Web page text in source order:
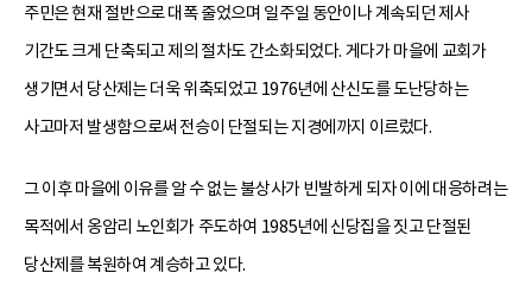
주민은 현재 절반으로 대폭 줄었으며 일주일 동안이나 계속되던 제사
기간도 크게 단축되고 제의 절차도 간소화되었다. 게다가 마을에 교회가
생기면서 당산제는 더욱 위축되었고 1976년에 산신도를 도난당하는
사고마저 발생함으로써 전승이 단절되는 지경에까지 이르렀다.
그 이후 마을에 이유를 알 수 없는 불상사가 빈발하게 되자 이에 대응하려는
목적에서 옹암리 노인회가 주도하여 1985년에 신당집을 짓고 단절된
당산제를 복원하여 계승하고 있다.